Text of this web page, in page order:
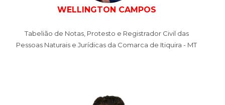
WELLINGTON CAMPOS
Tabelião de Notas, Protesto e Registrador Civil das
Pessoas Naturais e Jurídicas da Comarca de Itiquira - MT